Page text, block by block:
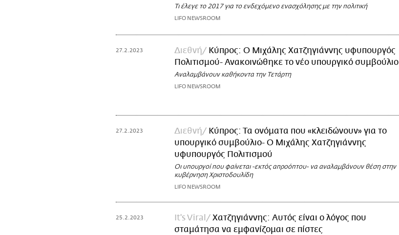
Τι έλεγε το 2017 για το ενδεχόμενο ενασχόλησης με την πολιτική
LIFO NEWSROOM
27.2.2023 Διεθνή
Κύπρος: Ο Μιχάλης Χατζηγιάννης υφυπουργός
Πολιτισμού- Ανακοινώθηκε το νέο υπουργικό συμβούλιο
Αναλαμβάνουν καθήκοντα την Τετάρτη
LIFO NEWSROOM
27.2.2023 Διεθνή
Κύπρος: Τα ονόματα που «κλειδώνουν» για το
υπουργικό συμβούλιο- Ο Μιχάλης Χατζηγιάννης
υφυπουργός Πολιτισμού
Οι υπουργοί που φαίνεται -εκτός απροόπτου- να αναλαμβάνουν θέση στην
κυβέρνηση Χριστοδουλίδη
LIFO NEWSROOM
25.2.2023 It's Viral
Χατζηγιάννης: Αυτός είναι ο λόγος που
σταμάτησα να εμφανίζομαι σε πίστες